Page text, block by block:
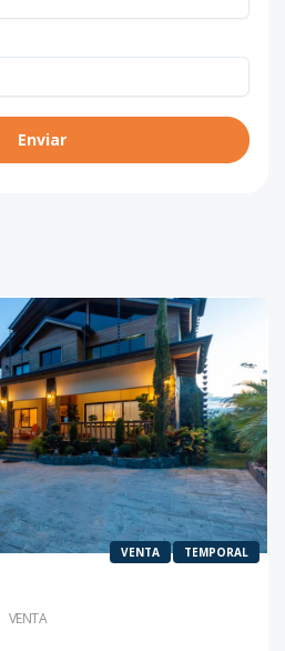
Enviar
VENTA TEMPORAL
VENTA